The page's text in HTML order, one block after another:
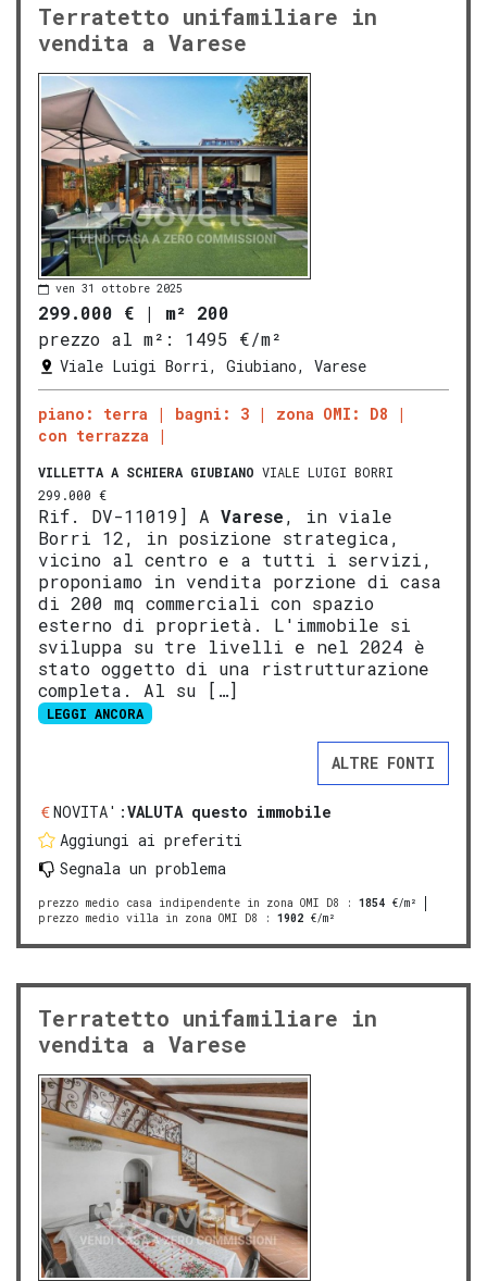
Terratetto unifamiliare in
vendita a Varese
ven 31 ottobre 2025
299.000 € | m² 200
prezzo al m²:
1495 €/m²
Viale Luigi Borri, Giubiano, Varese
piano: terra bagni: 3
zona OMI: D8
con terrazza
VILLETTA A SCHIERA GIUBIANO VIALE LUIGI BORRI
299.000 €
Rif. DV-11019] A Varese, in viale
Borri 12, in posizione strategica,
vicino al centro e a tutti i servizi,
proponiamo in vendita porzione di casa
di 200 mq commerciali con spazio
esterno di proprietà. L'immobile si
sviluppa su tre livelli e nel 2024 è
stato oggetto di una ristrutturazione
completa. Al su […]
LEGGI ANCORA
ALTRE FONTI
NOVITA':VALUTA questo immobile
Aggiungi ai preferiti
Segnala un problema
prezzo medio casa indipendente in zona OMI D8 : 1854 €/m²
prezzo medio villa in zona OMI D8 : 1902 €/m²
Terratetto unifamiliare in
vendita a Varese